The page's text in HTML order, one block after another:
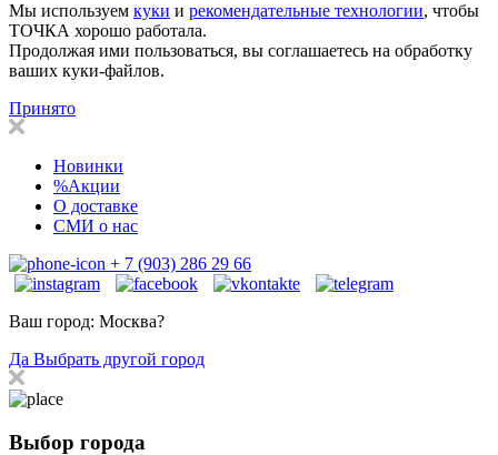
Мы используем куки и рекомендательные технологии, чтобы
ТОЧКА хорошо работала.
Продолжая ими пользоваться, вы соглашаетесь на обработку
ваших куки-файлов.
Принято
Новинки
%Акции
О доставке
СМИ о нас
+ 7 (903) 286 29 66
Ваш город: Москва?
Да Выбрать другой город
Выбор города